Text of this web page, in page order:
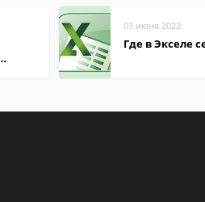
03 июня 2022
Где в Экселе